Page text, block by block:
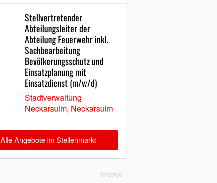
Stellvertretender
Abteilungsleiter der
Abteilung Feuerwehr inkl.
Sachbearbeitung
Bevölkerungsschutz und
Einsatzplanung mit
Einsatzdienst (m/w/d)
Stadtverwaltung
Neckarsulm, Neckarsulm
Alle Angebote im Stellenmarkt
Anzeige